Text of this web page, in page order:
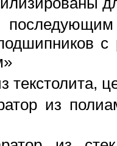
текстолита,
из